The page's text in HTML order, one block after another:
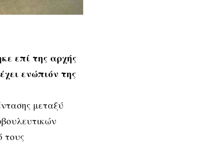
επί της αρχής
ενώπιόν της
μεταξύ
τους